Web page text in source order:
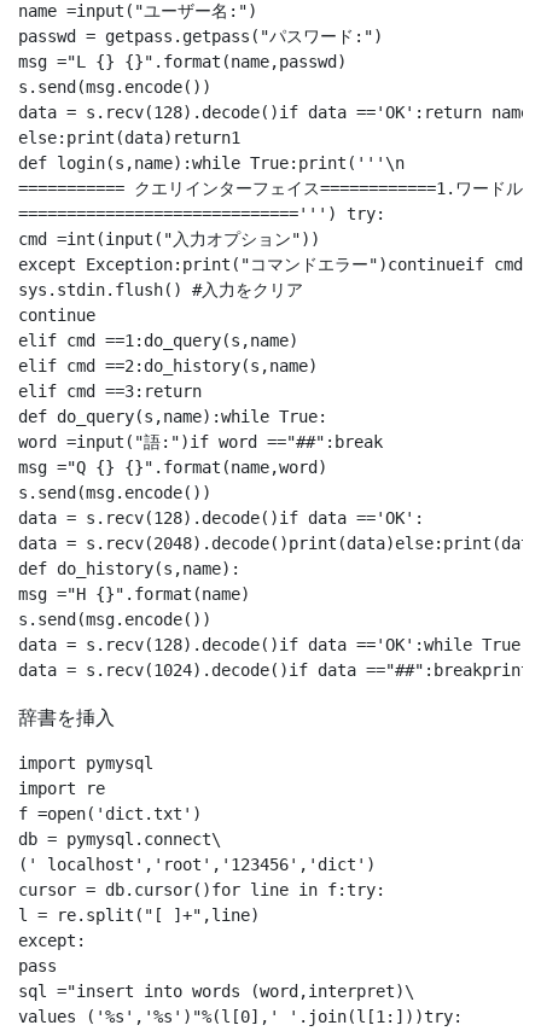
name =input("ユーザー名:")
passwd = getpass.getpass("パスワード:")
msg ="L {} {}".format(name,passwd)
s.send(msg.encode())
data = s.recv(128).decode()if data =='OK':return name
else:print(data)return1
def login(s,name):while True:print('''\n
=========== クエリインターフェイス============1.ワードル
=============================''') try:
cmd =int(input("入力オプション"))
except Exception:print("コマンドエラー")continueif cmd
sys.stdin.flush() #入力をクリア
continue
elif cmd ==1:do_query(s,name)
elif cmd ==2:do_history(s,name)
elif cmd ==3:return
def do_query(s,name):while True:
word =input("語:")if word =="##":break
msg ="Q {} {}".format(name,word)
s.send(msg.encode())
data = s.recv(128).decode()if data =='OK':
data =
def do_history(s,name):
msg ="H {}".format(name)
s.send(msg.encode())
data = s.recv(128).decode()if data =='OK':while True:
辞書を挿入
import pymysql
import re
f =open('dict.txt')
db = pymysql.connect\
(' localhost','root','123456','dict')
cursor = db.cursor()for line in f:try:
l = re.split("[ ]+",line)
except:
pass
sql ="insert into words (word,interpret)\
values ('%s','%s')"%(l[0],' '.join(l[1:]))try: